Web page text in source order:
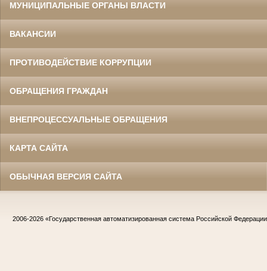
МУНИЦИПАЛЬНЫЕ ОРГАНЫ ВЛАСТИ
ВАКАНСИИ
ПРОТИВОДЕЙСТВИЕ КОРРУПЦИИ
ОБРАЩЕНИЯ ГРАЖДАН
ВНЕПРОЦЕССУАЛЬНЫЕ ОБРАЩЕНИЯ
КАРТА САЙТА
ОБЫЧНАЯ ВЕРСИЯ САЙТА
2006-2026 «Государственная автоматизированная система Российской